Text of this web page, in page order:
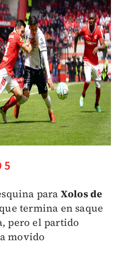
5
para Xolos de
termina en saque
pero el partido
movido